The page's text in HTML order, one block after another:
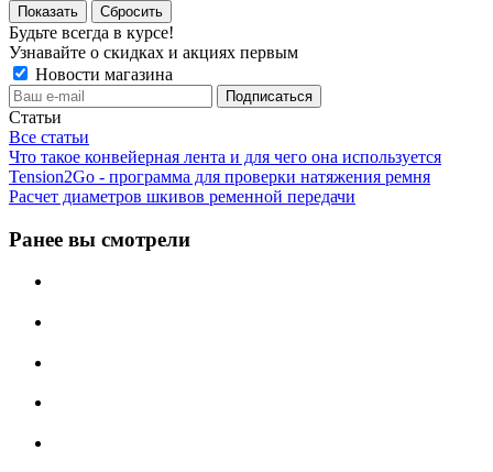
Сбросить
Будьте всегда в курсе!
Узнавайте о скидках и акциях первым
Новости магазина
Статьи
Все статьи
Что такое конвейерная лента и для чего она используется
Tension2Go - программа для проверки натяжения ремня
Расчет диаметров шкивов ременной передачи
Ранее вы смотрели